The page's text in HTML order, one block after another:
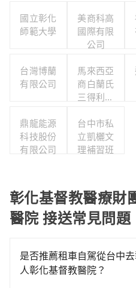
國立彰化
師範大學
美商科高
國際有限
公司
台灣博蘭
有限公司
馬來西亞
商白蘭氏
三得利股
司台灣分
公司
鼎龍能源
科技股份
有限公司
台中市私
立凱欐文
理補習班
彰化基督教醫療財
醫院 接送常見問題
是否推薦租車自駕從台中
人彰化基督教醫院？